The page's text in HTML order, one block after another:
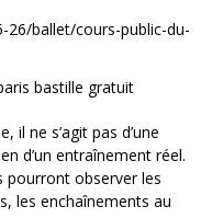
ballet/cours-public-du-
il ne s’agit pas d’une
d’un entraînement réel.
pourront observer les
les enchaînements au